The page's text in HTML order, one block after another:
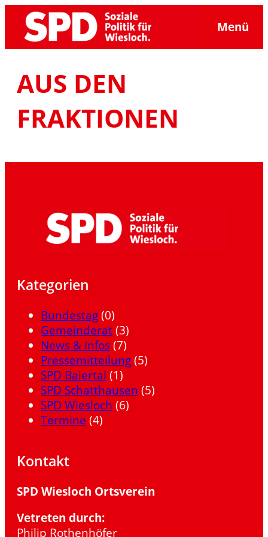
Zum
Inhalt
springen
Menü
AUS DEN
FRAKTIONEN
Kategorien
Bundestag (0)
Gemeinderat (3)
News & Infos (7)
Pressemitteilung (5)
SPD Baiertal (1)
SPD Schatthausen (5)
SPD Wiesloch (6)
Termine (4)
Kontakt
SPD Wiesloch Ortsverein
Vetreten durch:
Philip Rothenhöfer